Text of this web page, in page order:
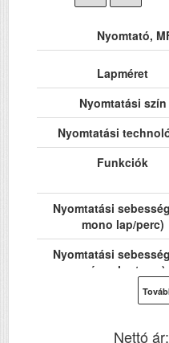
Nyomtató,
Lapméret
Nyomtatási szín
Nyomtatási
Funkciók
Nyomtatási
mono lap/perc)
Nyomtatási
színes lap/perc)
Hálózat
Wi-Fi
Nettó ár: